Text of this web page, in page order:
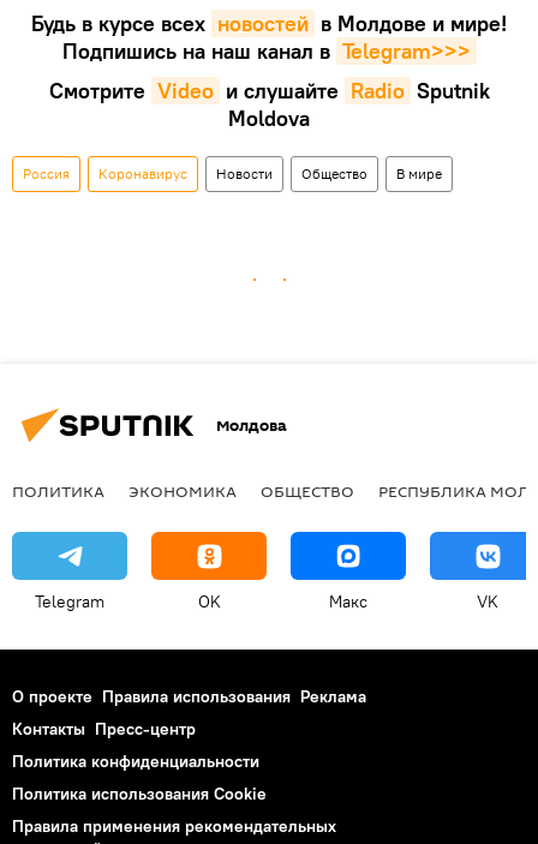
Будь в курсе всех новостей в Молдове и мире!
Подпишись на наш канал в Telegram>>>
Смотрите Video и слушайте Radio Sputnik
Moldova
Россия Коронавирус Новости Общество В мире
Молдова
ПОЛИТИКА ЭКОНОМИКА ОБЩЕСТВО РЕСПУБЛИКА
Telegram OK Макс VK
О проекте Правила использования Реклама
Контакты Пресс-центр
Политика конфиденциальности
Политика использования Cookie
Правила применения рекомендательных